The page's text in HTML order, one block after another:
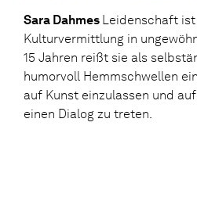
Sara Dahmes Leidenschaft
Kulturvermittlung in
15 Jahren reißt sie als
humorvoll Hemmschwellen
auf Kunst einzulassen und
einen Dialog zu treten.